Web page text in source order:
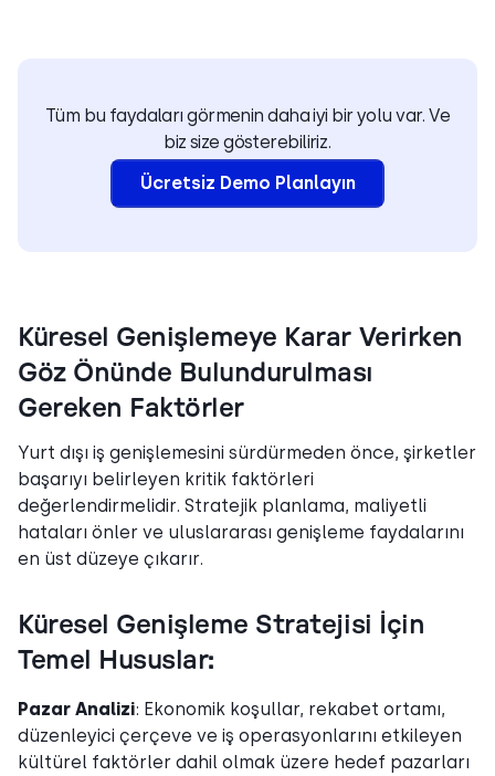
Tüm bu faydaları görmenin daha iyi bir yolu var. Ve
biz size gösterebiliriz.
Ücretsiz Demo Planlayın
Küresel Genişlemeye Karar Verirken
Göz Önünde Bulundurulması
Gereken Faktörler
Yurt dışı iş genişlemesini sürdürmeden önce, şirketler
başarıyı belirleyen kritik faktörleri
değerlendirmelidir. Stratejik planlama, maliyetli
hataları önler ve uluslararası genişleme faydalarını
en üst düzeye çıkarır.
Küresel Genişleme Stratejisi İçin
Temel Hususlar:
Pazar Analizi: Ekonomik koşullar, rekabet ortamı,
düzenleyici çerçeve ve iş operasyonlarını etkileyen
kültürel faktörler dahil olmak üzere hedef pazarları